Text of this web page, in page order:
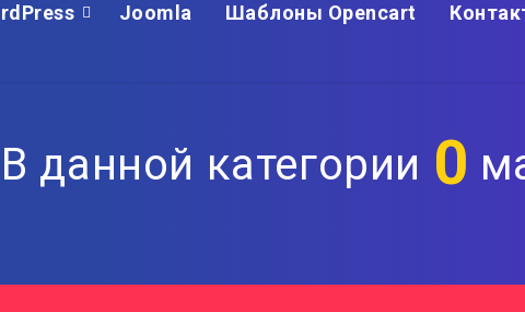
Joomla Шаблоны Opencart
В данной категории 0